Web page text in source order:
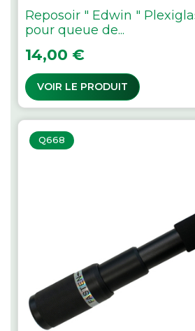
Reposoir " Edwin "
pour queue de...
Prix
14,00 €
VOIR LE PRODUIT
Q668